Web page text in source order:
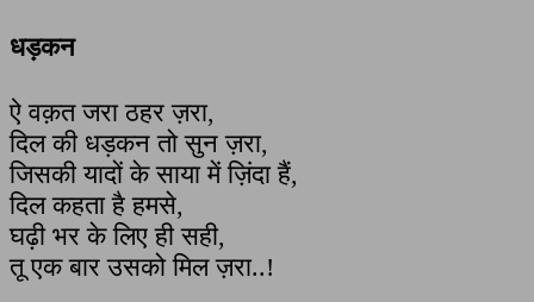
धड़कन
ऐ वक़त जरा ठहर ज़रा,
दिल की धड़कन तो सुन ज़रा,
जिसकी यादों के साया में ज़िंदा हैं,
दिल कहता है हमसे,
घढ़ी भर के लिए ही सही,
तू एक बार उसको मिल ज़रा..!